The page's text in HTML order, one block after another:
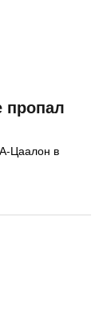
пропал
Цаалон в